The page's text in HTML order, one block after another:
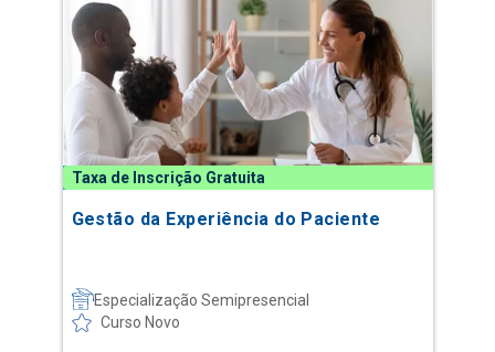
Taxa de Inscrição Gratuita
Gestão da Experiência do Paciente
Especialização Semipresencial
Curso Novo